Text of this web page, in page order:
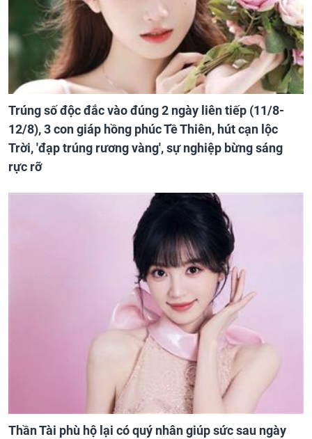
Trúng số độc đắc vào đúng 2 ngày liên tiếp (11/8-
12/8), 3 con giáp hồng phúc Tề Thiên, hút cạn lộc
Trời, 'đạp trúng rương vàng', sự nghiệp bừng sáng
rực rỡ
Thần Tài phù hộ lại có quý nhân giúp sức sau ngày